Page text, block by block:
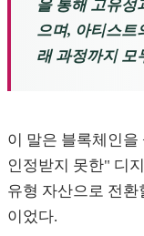
을 통해 고유성
으며, 아티스트
래 과정까지 모
이 말은 블록체인을
인정받지 못한" 디
유형 자산으로 전환
이었다.